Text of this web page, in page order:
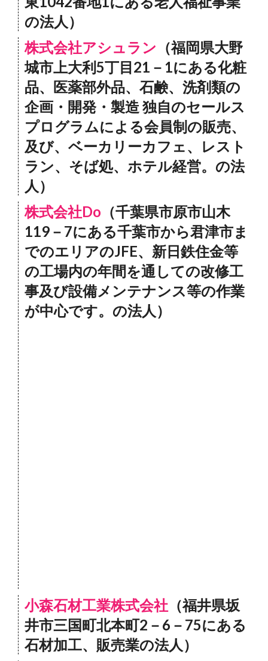
の法人）
株式会社アシュラン （福岡県大野
城市上大利5丁目21－1にある化粧
品、医薬部外品、石鹸、洗剤類の
企画・開発・製造 独自のセールス
プログラムによる会員制の販売、
及び、ベーカリーカフェ、レスト
ラン、そば処、ホテル経営。の法
人）
株式会社Do （千葉県市原市山木
119－7にある千葉市から君津市ま
でのエリアのJFE、新日鉄住金等
の工場内の年間を通しての改修工
事及び設備メンテナンス等の作業
が中心です。の法人）
小森石材工業株式会社 （福井県坂
井市三国町北本町2－6－75にある
石材加工、販売業の法人）